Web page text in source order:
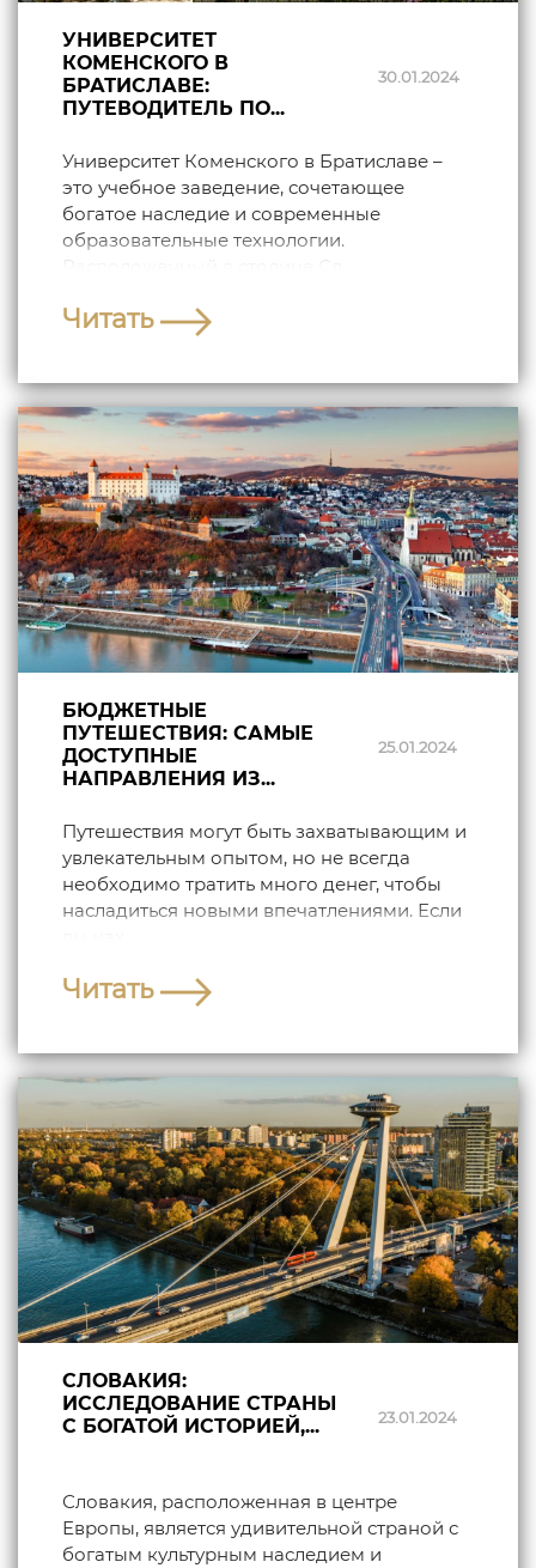
УНИВЕРСИТЕТ
КОМЕНСКОГО В
БРАТИСЛАВЕ:
ПУТЕВОДИТЕЛЬ ПО...
30.01.2024
Университет Коменского в Братиславе –
это учебное заведение, сочетающее
богатое наследие и современные
образовательные технологии.
Расположенный в столице Сл...
Читать
БЮДЖЕТНЫЕ
ПУТЕШЕСТВИЯ: САМЫЕ
ДОСТУПНЫЕ
НАПРАВЛЕНИЯ ИЗ...
25.01.2024
Путешествия могут быть захватывающим и
увлекательным опытом, но не всегда
необходимо тратить много денег, чтобы
насладиться новыми впечатлениями. Если
Читать
СЛОВАКИЯ:
ИССЛЕДОВАНИЕ СТРАНЫ
С БОГАТОЙ ИСТОРИЕЙ,...
23.01.2024
Словакия, расположенная в центре
Европы, является удивительной страной с
богатым культурным наследием и